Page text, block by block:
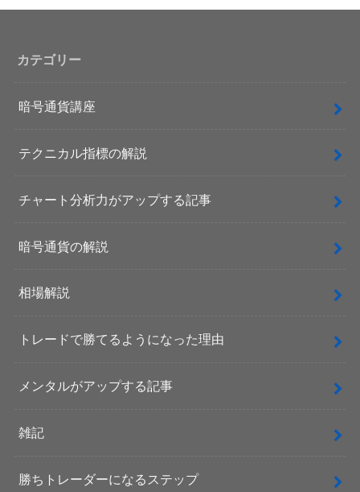
カテゴリー
暗号通貨講座
テクニカル指標の解説
チャート分析力がアップする記事
暗号通貨の解説
相場解説
トレードで勝てるようになった理由
メンタルがアップする記事
雑記
勝ちトレーダーになるステップ